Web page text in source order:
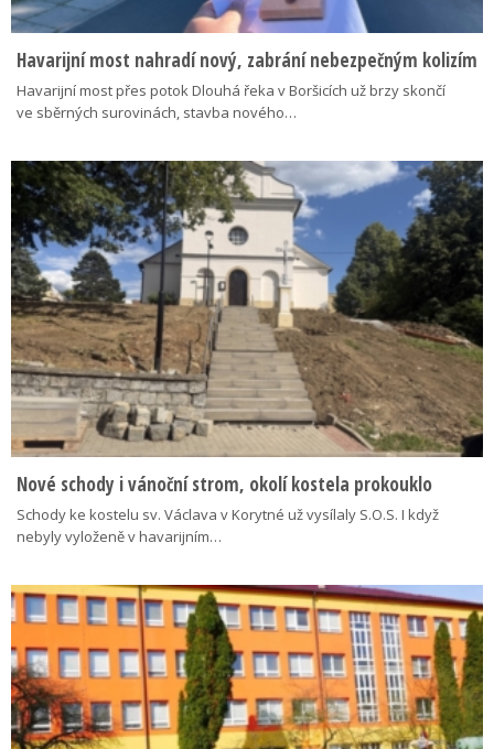
Havarijní most nahradí nový, zabrání nebezpečným kolizím
Havarijní most přes potok Dlouhá řeka v Boršicích už brzy skončí
ve sběrných surovinách, stavba nového…
Nové schody i vánoční strom, okolí kostela prokouklo
Schody ke kostelu sv. Václava v Korytné už vysílaly S.O.S. I když
nebyly vyloženě v havarijním…